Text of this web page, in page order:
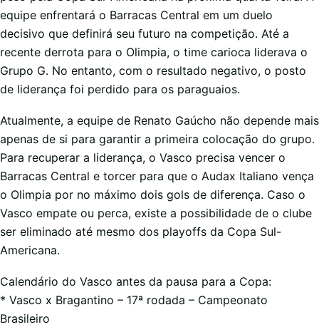
equipe enfrentará o Barracas Central em um duelo
decisivo que definirá seu futuro na competição. Até a
recente derrota para o Olimpia, o time carioca liderava o
Grupo G. No entanto, com o resultado negativo, o posto
de liderança foi perdido para os paraguaios.
Atualmente, a equipe de Renato Gaúcho não depende mais
apenas de si para garantir a primeira colocação do grupo.
Para recuperar a liderança, o Vasco precisa vencer o
Barracas Central e torcer para que o Audax Italiano vença
o Olimpia por no máximo dois gols de diferença. Caso o
Vasco empate ou perca, existe a possibilidade de o clube
ser eliminado até mesmo dos playoffs da Copa Sul-
Americana.
Calendário do Vasco antes da pausa para a Copa:
* Vasco x Bragantino – 17ª rodada – Campeonato
Brasileiro